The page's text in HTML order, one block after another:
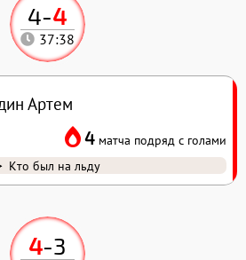
4-3
4-4
37:38
Артем
4 матча подряд с голами
Кто был на льду